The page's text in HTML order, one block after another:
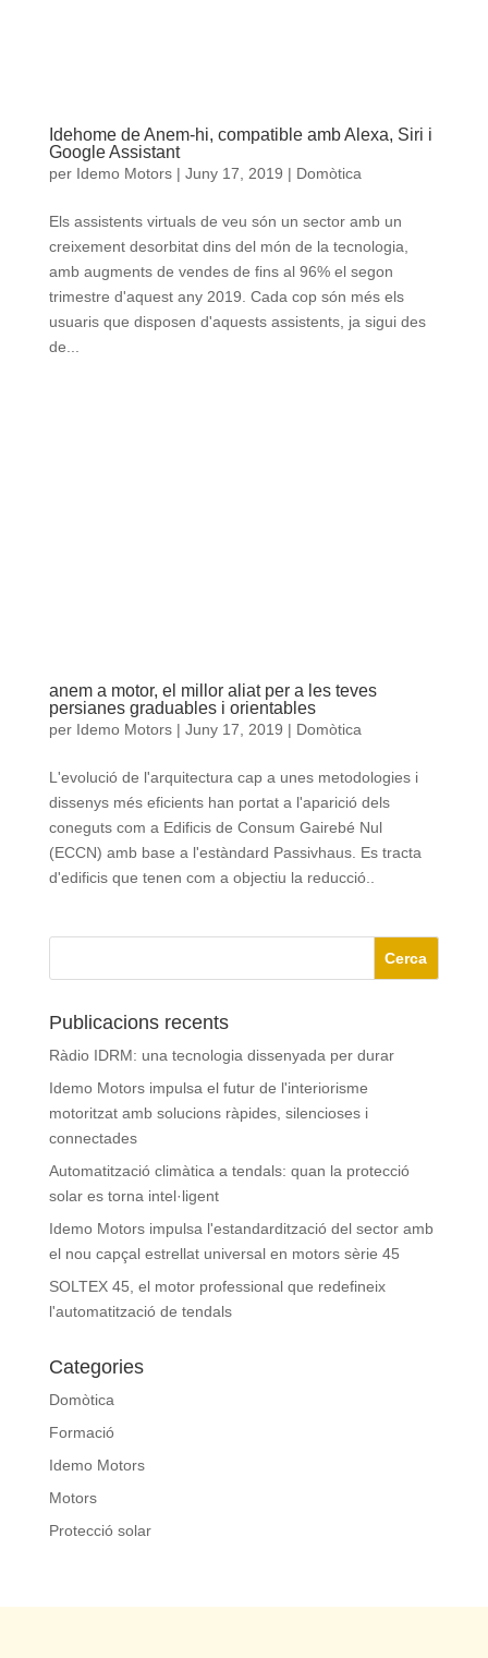
Idehome de Anem-hi, compatible amb Alexa, Siri i
Google Assistant
per Idemo Motors| Juny 17, 2019 | Domòtica
Els assistents virtuals de veu són un sector amb un
creixement desorbitat dins del món de la tecnologia,
amb augments de vendes de fins al 96% el segon
trimestre d'aquest any 2019. Cada cop són més els
usuaris que disposen d'aquests assistents, ja sigui des
de...
anem a motor, el millor aliat per a les teves
persianes graduables i orientables
per Idemo Motors| Juny 17, 2019 | Domòtica
L'evolució de l'arquitectura cap a unes metodologies i
dissenys més eficients han portat a l'aparició dels
coneguts com a Edificis de Consum Gairebé Nul
(ECCN) amb base a l'estàndard Passivhaus. Es tracta
d'edificis que tenen com a objectiu la reducció..
Publicacions recents
Ràdio IDRM: una tecnologia dissenyada per durar
Idemo Motors impulsa el futur de l'interiorisme
motoritzat amb solucions ràpides, silencioses i
connectades
Automatització climàtica a tendals: quan la protecció
solar es torna intel·ligent
Idemo Motors impulsa l'estandardització del sector amb
el nou capçal estrellat universal en motors sèrie 45
SOLTEX 45, el motor professional que redefineix
l'automatització de tendals
Categories
Domòtica
Formació
Idemo Motors
Motors
Protecció solar